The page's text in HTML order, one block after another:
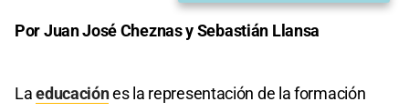
Por Juan José Cheznas y Sebastián Llansa
Laeducaciónes la representación de la formación